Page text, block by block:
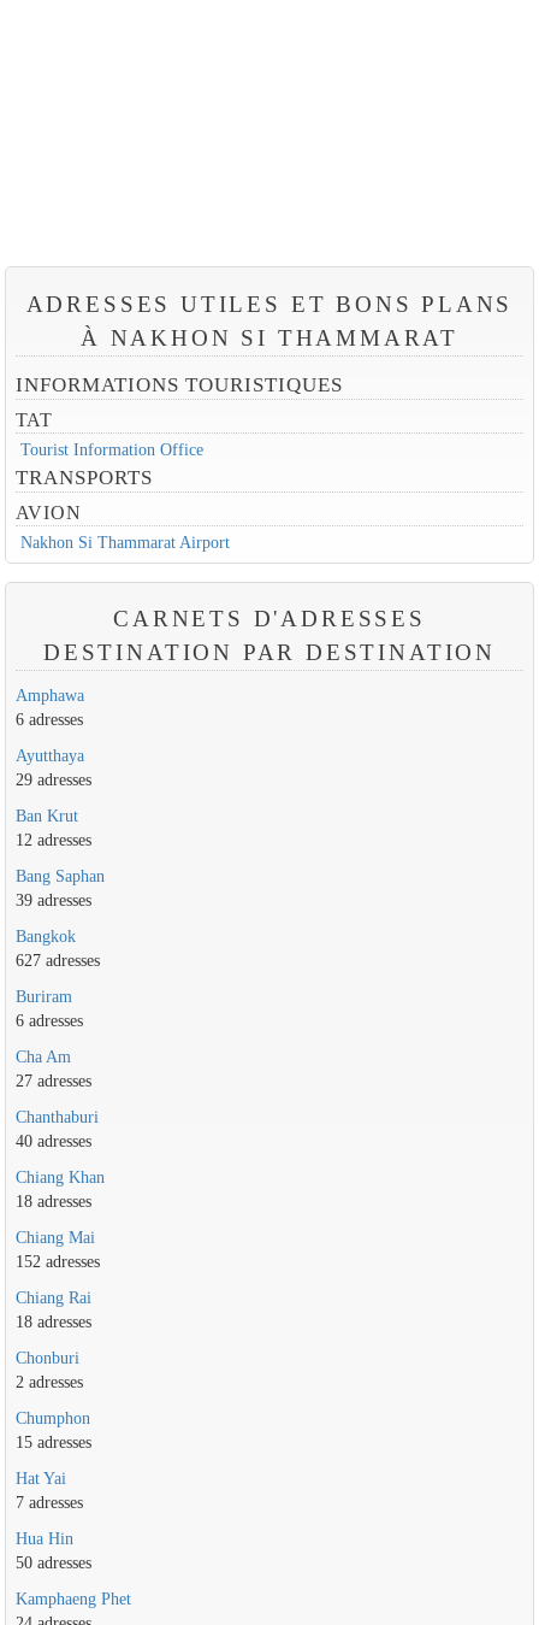
ADRESSES UTILES ET BONS PLANS
À NAKHON SI THAMMARAT
INFORMATIONS TOURISTIQUES
TAT
Tourist Information Office
TRANSPORTS
AVION
Nakhon Si Thammarat Airport
CARNETS D'ADRESSES
DESTINATION PAR DESTINATION
Amphawa
6 adresses
Ayutthaya
29 adresses
Ban Krut
12 adresses
Bang Saphan
39 adresses
Bangkok
627 adresses
Buriram
6 adresses
Cha Am
27 adresses
Chanthaburi
40 adresses
Chiang Khan
18 adresses
Chiang Mai
152 adresses
Chiang Rai
18 adresses
Chonburi
2 adresses
Chumphon
15 adresses
Hat Yai
7 adresses
Hua Hin
50 adresses
Kamphaeng Phet